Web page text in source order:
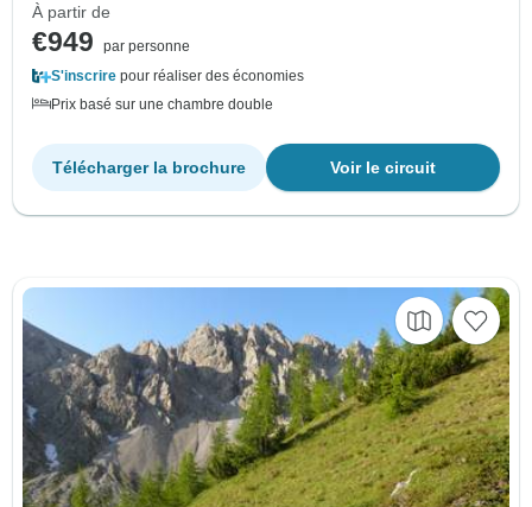
À partir de
€949
par personne
S'inscrire pour réaliser des économies
Prix basé sur une chambre double
Voir le circuit
Télécharger la brochure